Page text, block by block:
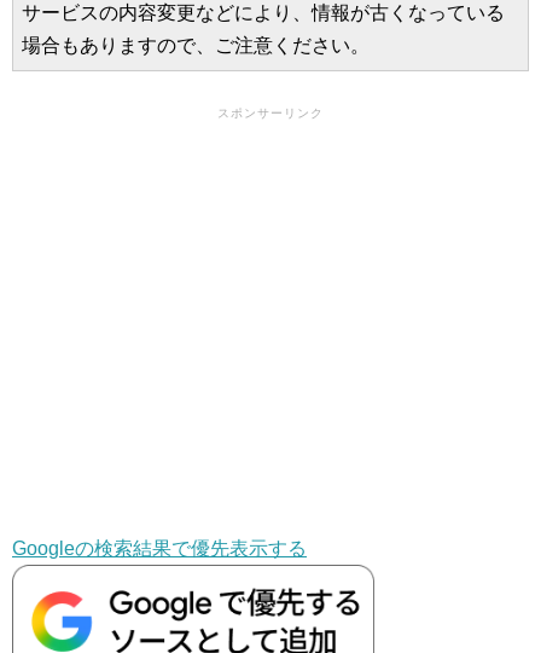
サービスの内容変更などにより、情報が古くなっている
場合もありますので、ご注意ください。
スポンサーリンク
Googleの検索結果で優先表示する